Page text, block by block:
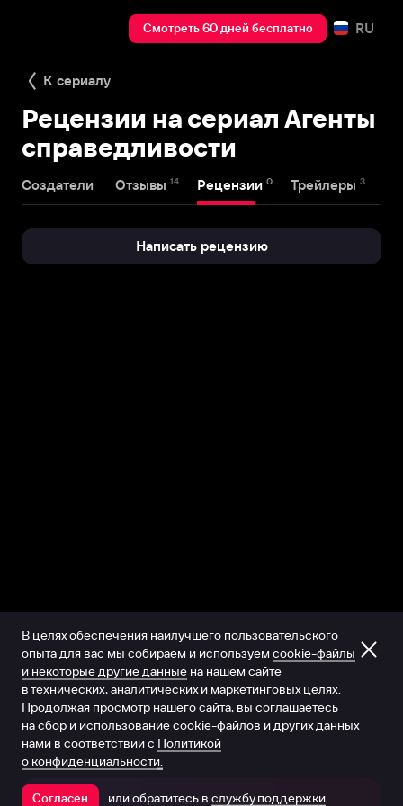
Смотреть 60 дней бесплатно RU
К сериалу
Рецензии на сериал Агенты
справедливости
Создатели Отзывы 14 Рецензии 0 Трейлеры 3
Написать рецензию
Открыть в приложении
В целях обеспечения наилучшего пользовательского
опыта для вас мы собираем и используем cookie-файлы
и некоторые другие данные на нашем сайте
в технических, аналитических и маркетинговых целях.
Продолжая просмотр нашего сайта, вы соглашаетесь
на сбор и использование cookie-файлов и других данных
нами в соответствии с Политикой
о конфиденциальности.
Согласен или обратитесь в службу поддержки